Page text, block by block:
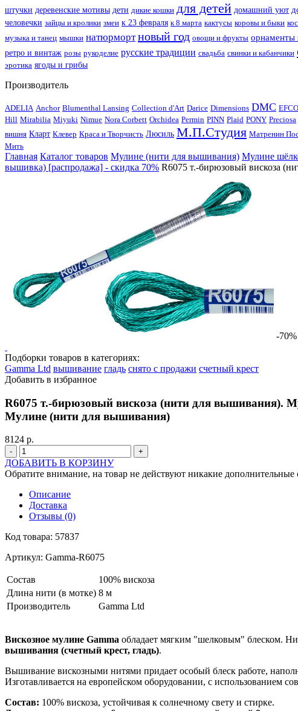
штучки деревенские мотивы дети дикие кошки для детей домашний уют
человечки зайцы и кролики змеи к 23 февраля к 8 марта кактусы коровы и быки
музыка и танец мышки натюрморт новый год овощи и фрукты орнаменты
ретро и винтаж розы рукоделие русские традиции свадьба свинки и кабанчики
эротика ягоды и грибы
Производитель
ADELIA Anchor Blumenthal Lansing Collection d'Art Darice Dimensions DMC EFCO
Hill Mirabilia Miyuki Nimue Nora Corbett Orchidea Permin PINN Plaid PONY Preciosa
вишня Кларт Клевер Краса и Творчисть Люсиль М.П.Студия Матренин
Мить
Главная Каталог товаров Мулине (нити для вышивания) Мулине
вышивка) [распродажа] - скидка 70% R6075 т.-бирюзовый вискоза
-70%
Подборки товаров в категориях:
Gamma Ltd вышивание гладь снято с продажи счетный крест
Добавить в избранное
R6075 т.-бирюзовый вискоза (нити для
Мулине (нити для вышивания)
8124 р.
- +
ДОБАВИТЬ В КОРЗИНУ
Обратите внимание, на товар не действуют никакие
Описание
Доставка
Отзывы (0)
Код товара: 57837
Артикул: Gamma-R6075
Состав
100% вискоза
Длина нити (в мотке) 8 м
Производитель
Gamma Ltd
Вискозное мулине Gamma обладает мягким "шелковым" блеском.
вышивания (счетный крест, гладь).
Вышивание вискозными нитями придает особый блеск работе,
Изготавливается на европейском оборудовании, с использованием
Состав: 100% вискоза, устойчивая к солнечному свету и стирке.